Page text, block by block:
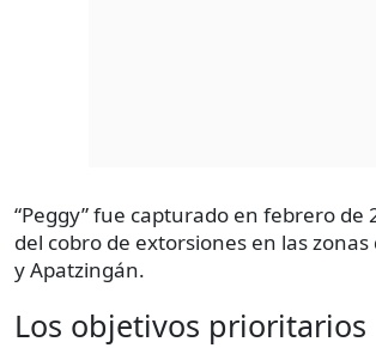
“Peggy” fue capturado en febrero de
del cobro de extorsiones en las
y Apatzingán.
Los objetivos prioritarios